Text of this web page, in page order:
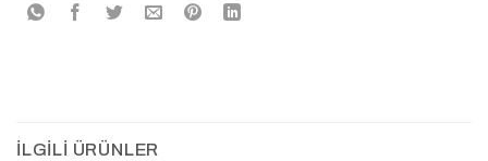
İLGILI ÜRÜNLER